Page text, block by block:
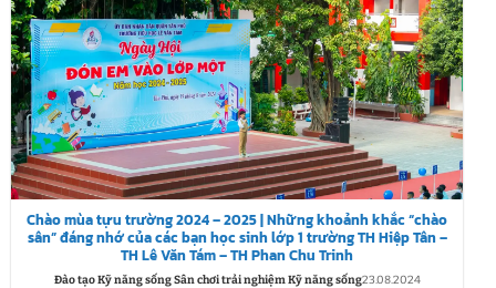
Chào mùa tựu trường 2024 – 2025 | Những khoảnh khắc “chào
sân” đáng nhớ của các bạn học sinh lớp 1 trường TH Hiệp Tân –
TH Lê Văn Tám – TH Phan Chu Trinh
Đào tạo Kỹ năng sống Sân chơi trải nghiệm Kỹ năng sống23.08.2024